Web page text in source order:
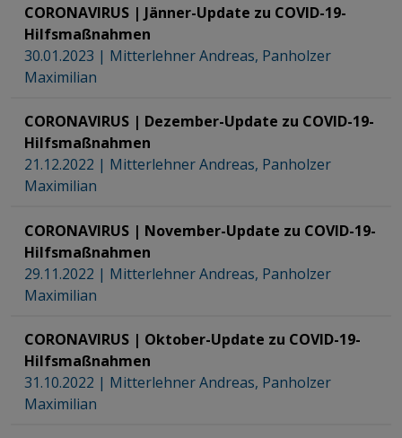
CORONAVIRUS | Jänner-Update zu COVID-19-
Hilfsmaßnahmen
30.01.2023 | Mitterlehner Andreas, Panholzer
Maximilian
CORONAVIRUS | Dezember-Update zu COVID-19-
Hilfsmaßnahmen
21.12.2022 | Mitterlehner Andreas, Panholzer
Maximilian
CORONAVIRUS | November-Update zu COVID-19-
Hilfsmaßnahmen
29.11.2022 | Mitterlehner Andreas, Panholzer
Maximilian
CORONAVIRUS | Oktober-Update zu COVID-19-
Hilfsmaßnahmen
31.10.2022 | Mitterlehner Andreas, Panholzer
Maximilian